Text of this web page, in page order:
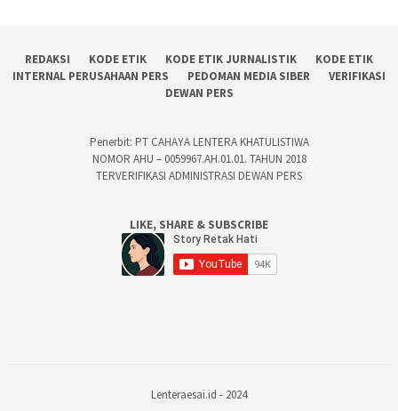
REDAKSI KODE ETIK KODE ETIK JURNALISTIK
KODE ETIK
INTERNAL PERUSAHAAN PERS
PEDOMAN MEDIA SIBER
VERIFIKASI
DEWAN PERS
Penerbit: PT CAHAYA LENTERA KHATULISTIWA
NOMOR AHU – 0059967.AH.01.01. TAHUN 2018
TERVERIFIKASI ADMINISTRASI DEWAN PERS
LIKE, SHARE & SUBSCRIBE
Lenteraesai.id - 2024